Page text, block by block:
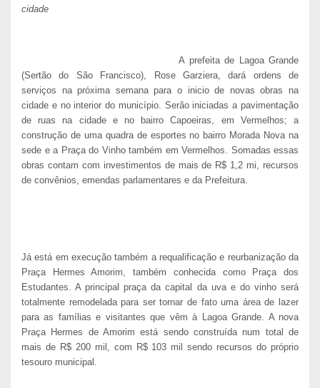
cidade
A prefeita de Lagoa Grande
(Sertão do São Francisco), Rose Garziera, dará ordens de
serviços na próxima semana para o inicio de novas obras na
cidade e no interior do município. Serão iniciadas a pavimentação
de ruas na cidade e no bairro Capoeiras, em Vermelhos; a
construção de uma quadra de esportes no bairro Morada Nova na
sede e a Praça do Vinho também em Vermelhos. Somadas essas
obras contam com investimentos de mais de R$ 1,2 mi, recursos
de convênios, emendas parlamentares e da Prefeitura.
Já está em execução também a requalificação e reurbanização da
Praça Hermes Amorim, também conhecida como Praça dos
Estudantes. A principal praça da capital da uva e do vinho será
totalmente remodelada para ser tornar de fato uma área de lazer
para as famílias e visitantes que vêm à Lagoa Grande. A nova
Praça Hermes de Amorim está sendo construída num total de
mais de R$ 200 mil, com R$ 103 mil sendo recursos do próprio
tesouro municipal.